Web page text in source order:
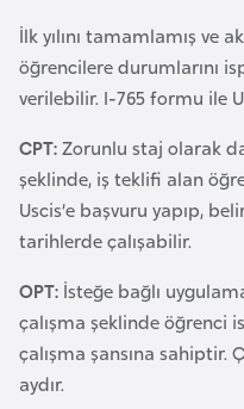
İlk yılını tamamlamış ve
öğrencilere durumlarını
verilebilir. I-765 formu ile
CPT:Zorunlu staj olarak
şeklinde, iş teklifi alan
Uscis’e başvuru yapıp,
tarihlerde çalışabilir.
OPT: İsteğe bağlı
çalışma şeklinde öğrenci
çalışma şansına sahiptir.
aydır.
r
i
s
t
a
n
u
r
k
i